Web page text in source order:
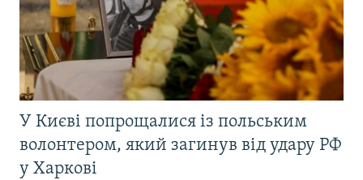
У Києві попрощалися із польським
волонтером, який загинув від удару РФ
у Харкові